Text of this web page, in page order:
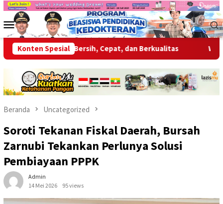
Loncat
kontenMenu
Mobile
Konten Spesial
Layanan Bersih, Cepat, dan Berkualitas Wabup OKU
Beranda Uncategorized
Soroti Tekanan Fiskal Daerah, Bursah
Zarnubi Tekankan Perlunya Solusi
Pembiayaan PPPK
Admin
14 Mei 2026
95 views